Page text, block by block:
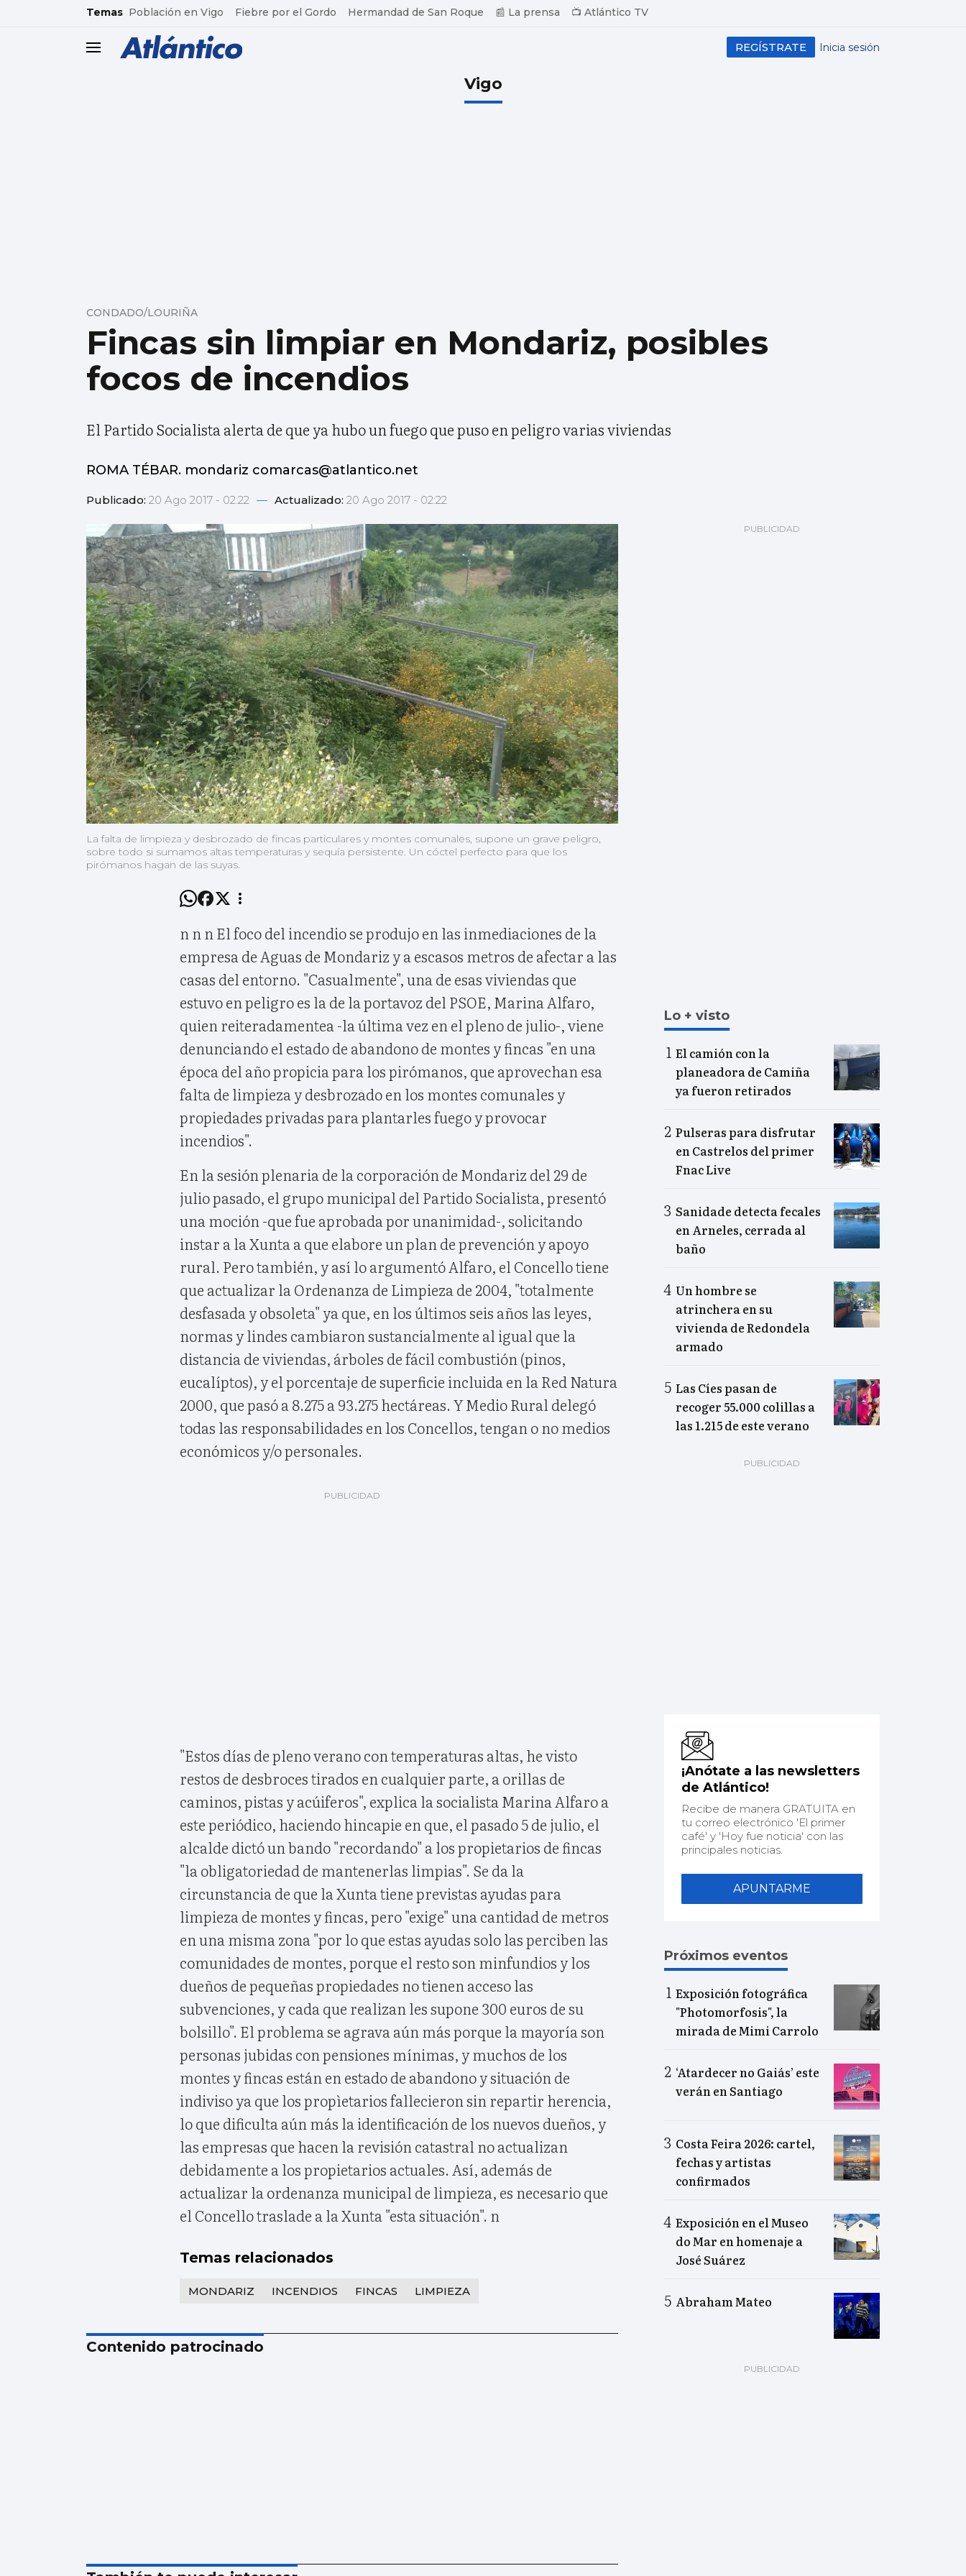
common.go-to-content
Temas Población en Vigo Fiebre por el Gordo Hermandad de San Roque 📰 La prensa 📺 Atlántico TV
header.menu.open Inicia sesión
REGÍSTRATE
Vigo
Fincas sin limpiar en Mondariz, posibles
focos de incendios
CONDADO/LOURIÑA
El Partido Socialista alerta de que ya hubo un fuego que puso en peligro varias viviendas
ROMA TÉBAR. mondariz comarcas@atlantico.net
Publicado: 20 Ago 2017 - 02:22 — Actualizado: 20 Ago 2017 - 02:22
La falta de limpieza y desbrozado de fincas particulares y montes comunales, supone un grave peligro,
sobre todo si sumamos altas temperaturas y sequía persistente. Un cóctel perfecto para que los
pirómanos hagan de las suyas.
n n n El foco del incendio se produjo en las inmediaciones de la
empresa de Aguas de Mondariz y a escasos metros de afectar a las
casas del entorno. "Casualmente", una de esas viviendas que
estuvo en peligro es la de la portavoz del PSOE, Marina Alfaro,
quien reiteradamentea -la última vez en el pleno de julio-, viene
denunciando el estado de abandono de montes y fincas "en una
época del año propicia para los pirómanos, que aprovechan esa
falta de limpieza y desbrozado en los montes comunales y
propiedades privadas para plantarles fuego y provocar
incendios".
En la sesión plenaria de la corporación de Mondariz del 29 de
julio pasado, el grupo municipal del Partido Socialista, presentó
una moción -que fue aprobada por unanimidad-, solicitando
instar a la Xunta a que elabore un plan de prevención y apoyo
rural. Pero también, y así lo argumentó Alfaro, el Concello tiene
que actualizar la Ordenanza de Limpieza de 2004, "totalmente
desfasada y obsoleta" ya que, en los últimos seis años las leyes,
normas y lindes cambiaron sustancialmente al igual que la
distancia de viviendas, árboles de fácil combustión (pinos,
eucalíptos), y el porcentaje de superficie incluida en la Red Natura
2000, que pasó a 8.275 a 93.275 hectáreas. Y Medio Rural delegó
todas las responsabilidades en los Concellos, tengan o no medios
económicos y/o personales.
"Estos días de pleno verano con temperaturas altas, he visto
restos de desbroces tirados en cualquier parte, a orillas de
caminos, pistas y acúiferos", explica la socialista Marina Alfaro a
este periódico, haciendo hincapie en que, el pasado 5 de julio, el
alcalde dictó un bando "recordando" a los propietarios de fincas
"la obligatoriedad de mantenerlas limpias". Se da la
circunstancia de que la Xunta tiene previstas ayudas para
limpieza de montes y fincas, pero "exige" una cantidad de metros
en una misma zona "por lo que estas ayudas solo las perciben las
comunidades de montes, porque el resto son minfundios y los
dueños de pequeñas propiedades no tienen acceso las
subvenciones, y cada que realizan les supone 300 euros de su
bolsillo". El problema se agrava aún más porque la mayoría son
personas jubidas con pensiones mínimas, y muchos de los
montes y fincas están en estado de abandono y situación de
indiviso ya que los propìetarios fallecieron sin repartir herencia,
lo que dificulta aún más la identificación de los nuevos dueños, y
las empresas que hacen la revisión catastral no actualizan
debidamente a los propietarios actuales. Así, además de
actualizar la ordenanza municipal de limpieza, es necesario que
el Concello traslade a la Xunta "esta situación". n
Temas relacionados
MONDARIZ INCENDIOS FINCAS LIMPIEZA
Contenido patrocinado
Lo + visto
El camión con la
planeadora de Camiña
ya fueron retirados
Pulseras para disfrutar
en Castrelos del primer
Fnac Live
Sanidade detecta fecales
en Arneles, cerrada al
baño
Un hombre se
atrinchera en su
vivienda de Redondela
armado
Las Cíes pasan de
recoger 55.000 colillas a
las 1.215 de este verano
¡Anótate a las newsletters
de Atlántico!
Recibe de manera GRATUITA en
tu correo electrónico 'El primer
café' y 'Hoy fue noticia' con las
principales noticias.
APUNTARME
Próximos eventos
Exposición fotográfica
"Photomorfosis", la
mirada de Mimi Carrolo
‘Atardecer no Gaiás’ este
verán en Santiago
Costa Feira 2026: cartel,
fechas y artistas
confirmados
Exposición en el Museo
do Mar en homenaje a
José Suárez
Abraham Mateo